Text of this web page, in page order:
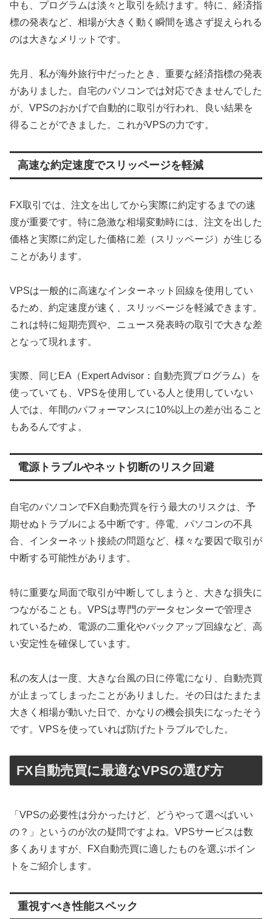
中も、プログラムは淡々と取引を続けます。特に、経済指
標の発表など、相場が大きく動く瞬間を逃さず捉えられる
のは大きなメリットです。
先月、私が海外旅行中だったとき、重要な経済指標の発表
がありました。自宅のパソコンでは対応できませんでした
が、VPSのおかげで自動的に取引が行われ、良い結果を
得ることができました。これがVPSの力です。
高速な約定速度でスリッページを軽減
FX取引では、注文を出してから実際に約定するまでの速
度が重要です。特に急激な相場変動時には、注文を出した
価格と実際に約定した価格に差（スリッページ）が生じる
ことがあります。
VPSは一般的に高速なインターネット回線を使用してい
るため、約定速度が速く、スリッページを軽減できます。
これは特に短期売買や、ニュース発表時の取引で大きな差
となって現れます。
実際、同じEA（Expert Advisor：自動売買プログラム）を
使っていても、VPSを使用している人と使用していない
人では、年間のパフォーマンスに10%以上の差が出ること
もあるんですよ。
電源トラブルやネット切断のリスク回避
自宅のパソコンでFX自動売買を行う最大のリスクは、予
期せぬトラブルによる中断です。停電、パソコンの不具
合、インターネット接続の問題など、様々な要因で取引が
中断する可能性があります。
特に重要な局面で取引が中断してしまうと、大きな損失に
つながることも。VPSは専門のデータセンターで管理さ
れているため、電源の二重化やバックアップ回線など、高
い安定性を確保しています。
私の友人は一度、大きな台風の日に停電になり、自動売買
が止まってしまったことがありました。その日はたまたま
大きく相場が動いた日で、かなりの機会損失になったそう
です。VPSを使っていれば防げたトラブルでした。
FX自動売買に最適なVPSの選び方
「VPSの必要性は分かったけど、どうやって選べばいい
の？」というのが次の疑問ですよね。VPSサービスは数
多くありますが、FX自動売買に適したものを選ぶポイン
トをご紹介します。
重視すべき性能スペック